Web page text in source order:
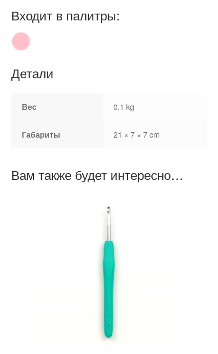
Входит в палитры:
Детали
Вес 0,1 kg
Габариты 21 × 7 × 7 cm
Вам также будет интересно…